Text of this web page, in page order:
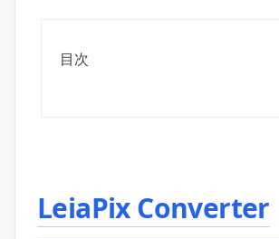
目次
LeiaPix Converter